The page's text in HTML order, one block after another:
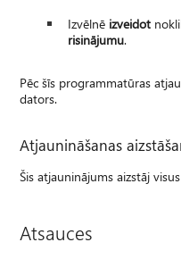
Izvēlnē izveidot
risinājumu.
Pēc šīs programmatūras
dators.
Atjaunināšanas
Šis atjauninājums aizstāj
Atsauces